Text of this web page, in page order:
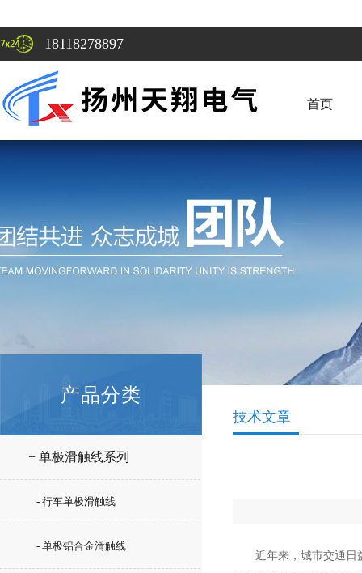
18118278897
首页
产品分类
+ 单极滑触线系列
- 行车单极滑触线
- 单极铝合金滑触线
技术文章
近年来，城市交通日益